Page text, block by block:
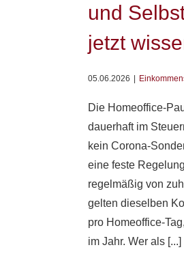
und
jetzt
05.06.2026 |
Die Homeoffice-
dauerhaft im
kein Corona-
eine feste
regelmäßig von
gelten dieselben
pro Homeoffice-
im Jahr. Wer als [...]